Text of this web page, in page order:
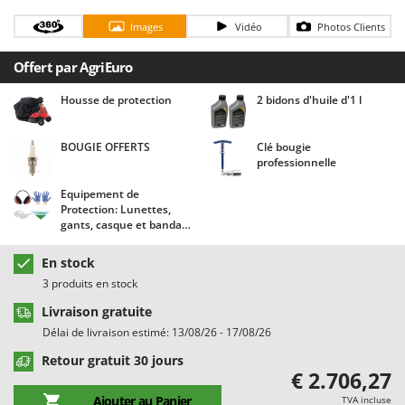
Chaudrons électriques pour polenta
Cisailles à gazon à batterie
Cisailles taille-haies manuelles
Climatiseurs
Compresseurs d'air électriques
Compresseurs pour la récolte des olives et la taille
Coupe-bordures - Trimmers
Coupe-branches
Couveuses à œufs
Cultivateurs Tiller à ressorts - Extirpateurs
D
Débroussailleuses
Décompacteurs agricoles
Découpeurs plasma
Déplaqueuses de gazon
Barbieri
Batavia
Benassi
Beper
Berkel
Bernardi
Besser Vacuum
Bestway
Beta tools
Bissell
Black & Decker
BlackStone
Blue Bird
Bomet
Images Vidéo Photos Clients
Offert par AgriEuro
Housse de protection 2 bidons d'huile d'1 l
BOUGIE OFFERTS
Clé bougie
professionnelle
Equipement de
Protection: Lunettes,
gants, casque et bandana
En stock
3 produits en stock
Livraison gratuite
Délai de livraison estimé: 13/08/26 - 17/08/26
Retour gratuit 30 jours
Ajouter au Panier
€ 2.706,27
TVA incluse